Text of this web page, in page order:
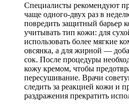
Специалисты рекомендуют
чаще одного-двух раз в
повредить защитный барьер
учитывать тип кожи: для
использовать более мягкие
овсянка, а для жирной —
сок. После процедуры
кожу кремом, чтобы
пересушивание. Врачи
следить за реакцией кожи и
раздражения прекратить